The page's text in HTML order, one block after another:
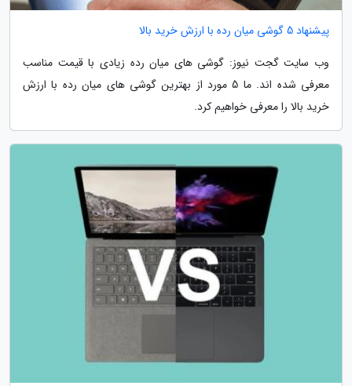
پیشنهاد 5 گوشی میان رده با ارزش خرید بالا
وب سایت گجت نیوز: گوشی های میان رده زیادی با قیمت مناسب
معرفی شده اند. ما 5 مورد از بهترین گوشی های میان رده با ارزش
خرید بالا را معرفی خواهیم کرد.